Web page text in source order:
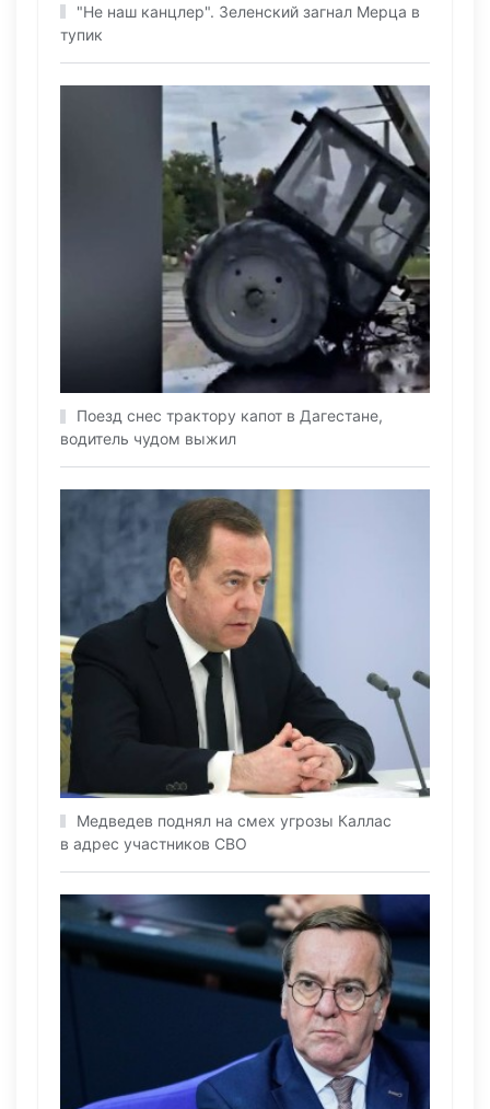
"Не наш канцлер". Зеленский загнал Мерца в
тупик
Поезд снес трактору капот в Дагестане,
водитель чудом выжил
Медведев поднял на смех угрозы Каллас
в адрес участников СВО